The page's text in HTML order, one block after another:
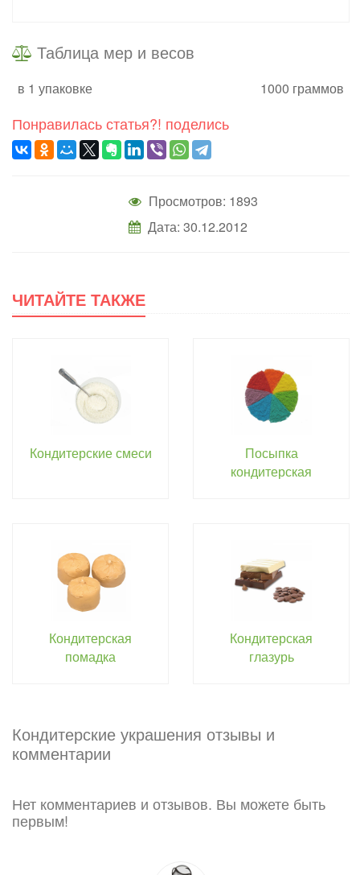
Таблица мер и весов
в 1 упаковке 1000 граммов
Понравилась статья?! поделись
Просмотров: 1893
Дата: 30.12.2012
ЧИТАЙТЕ ТАКЖЕ
Кондитерские смеси
Посыпка
кондитерская
Кондитерская
помадка
Кондитерская
глазурь
Кондитерские украшения отзывы и
комментарии
Нет комментариев и отзывов. Вы можете быть
первым!